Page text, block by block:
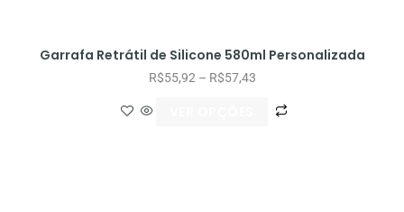
Garrafa Retrátil de Silicone 580ml Personalizada
R$55,92 – R$57,43